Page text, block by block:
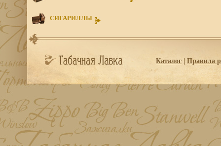
СИГАРИЛЛЫ
Каталог Правила